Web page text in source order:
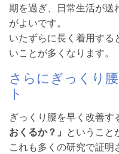
期を過ぎ、日常生活が送
がよいです。
いたずらに長く着用する
いことが多くなります。
さらにぎっくり
ト
ぎっくり腰を早く改善す
おくるか？」 ということ
これも多くの研究で証明